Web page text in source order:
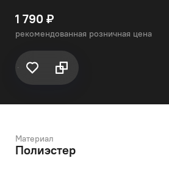
1 790 ₽
рекомендованная розничная цена
Материал
Полиэстер